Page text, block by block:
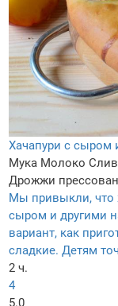
Хачапури с сыром
Мука Молоко
Дрожжи
Мы привыкли, что
сыром и другими
вариант, как
сладкие. Детям
2 ч.
4
5.0